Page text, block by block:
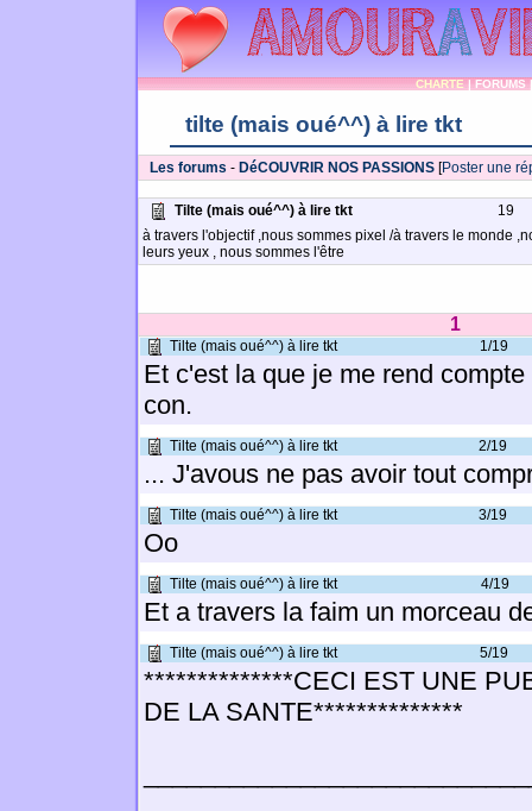
CHARTE|FORUMS
tilte (mais oué^^) à lire tkt
Les forums - DéCOUVRIR NOS PASSIONS [Poster une
Tilte (mais oué^^) à lire tkt
19
à travers l'objectif ,nous sommes pixel /à travers le monde
leurs yeux , nous sommes l'être
1
Tilte (mais oué^^) à lire tkt 1/19
Et c'est la que je me rend
con.
Tilte (mais oué^^) à lire tkt 2/19
... J'avous ne pas avoir tout
Tilte (mais oué^^) à lire tkt 3/19
Oo
Tilte (mais oué^^) à lire tkt 4/19
Et a travers la faim un morceau
Tilte (mais oué^^) à lire tkt 5/19
**************CECI EST UNE
DE LA SANTE**************